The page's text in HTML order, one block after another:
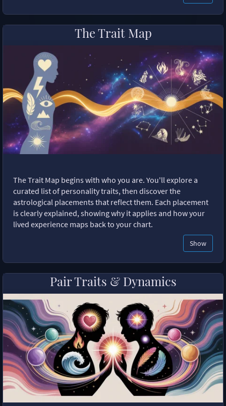
The Trait Map
The Trait Map begins with who you are. You'll explore a
curated list of personality traits, then discover the
astrological placements that reflect them. Each placement
is clearly explained, showing why it applies and how your
lived experience maps back to your chart.
Show
Pair Traits & Dynamics